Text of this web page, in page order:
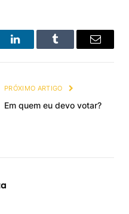
LinkedInTumblr Email
PRÓXIMO ARTIGO
Em quem eu devo votar?